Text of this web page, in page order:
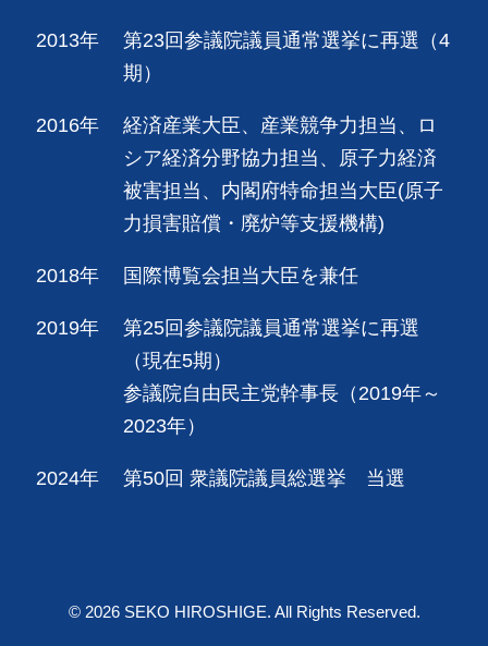
2013年
第23回参議院議員通常選挙に再選（4
期）
2016年
経済産業大臣、産業競争力担当、ロ
シア経済分野協力担当、原子力経済
被害担当、内閣府特命担当大臣(原子
力損害賠償・廃炉等支援機構)
2018年 国際博覧会担当大臣を兼任
2019年
第25回参議院議員通常選挙に再選
（現在5期）
参議院自由民主党幹事長（2019年～
2023年）
2024年 第50回 衆議院議員総選挙 当選
© 2026 SEKO HIROSHIGE. All Rights Reserved.